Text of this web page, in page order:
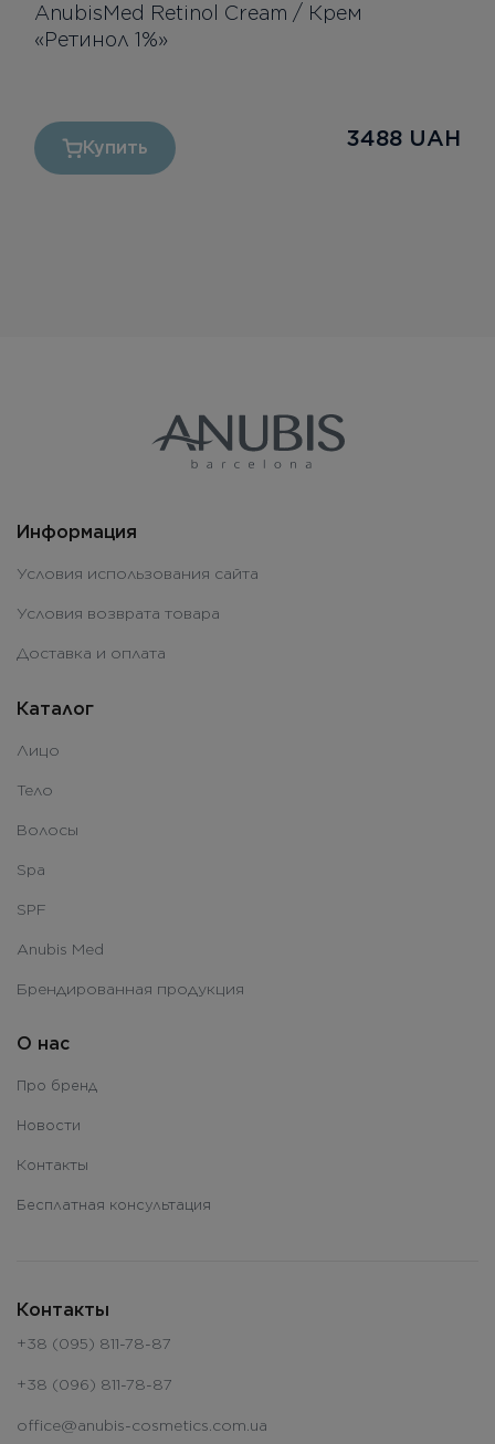
AnubisMed Retinol Cream / Крем
«Ретинол 1%»
3488 UAH
Купить
Информация
Условия использования сайта
Условия возврата товара
Доставка и оплата
Каталог
Лицо
Тело
Волосы
Spa
SPF
Anubis Med
Брендированная продукция
О нас
Про бренд
Новости
Контакты
Бесплатная консультация
Контакты
+38 (095) 811-78-87
+38 (096) 811-78-87
office@anubis-cosmetics.com.ua